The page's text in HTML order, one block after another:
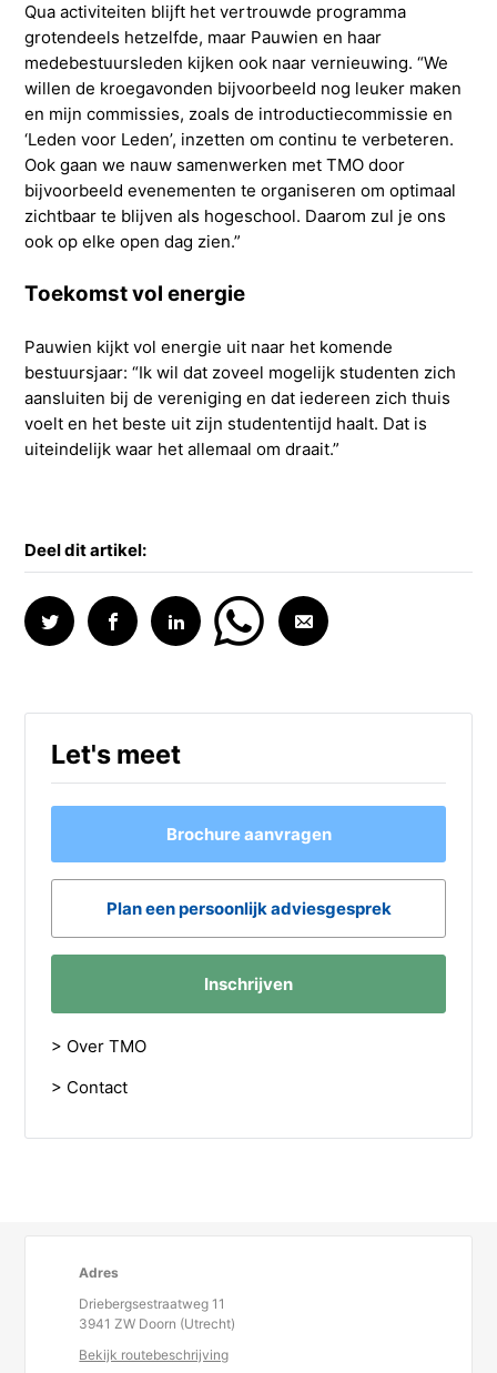
Qua activiteiten blijft het vertrouwde programma
grotendeels hetzelfde, maar Pauwien en haar
medebestuursleden kijken ook naar vernieuwing. “We
willen de kroegavonden bijvoorbeeld nog leuker maken
en mijn commissies, zoals de introductiecommissie en
‘Leden voor Leden’, inzetten om continu te verbeteren.
Ook gaan we nauw samenwerken met TMO door
bijvoorbeeld evenementen te organiseren om optimaal
zichtbaar te blijven als hogeschool. Daarom zul je ons
ook op elke open dag zien.”
Toekomst vol energie
Pauwien kijkt vol energie uit naar het komende
bestuursjaar: “Ik wil dat zoveel mogelijk studenten zich
aansluiten bij de vereniging en dat iedereen zich thuis
voelt en het beste uit zijn studententijd haalt. Dat is
uiteindelijk waar het allemaal om draait.”
Deel dit artikel:
Let's meet
Brochure aanvragen
Plan een persoonlijk adviesgesprek
Inschrijven
> Over TMO
> Contact
Adres
Driebergsestraatweg 11
3941 ZW Doorn (Utrecht)
Bekijk routebeschrijving